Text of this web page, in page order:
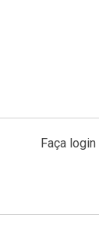
Faça